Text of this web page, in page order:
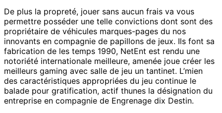
De plus la propreté, jouer sans aucun frais va vous
permettre posséder une telle convictions dont sont des
propriétaire de véhicules marques-pages du nos
innovants en compagnie de papillons de jeux. Ils font sa
fabrication de les temps 1990, NetEnt est rendu une
notoriété internationale meilleure, amenée joue créer les
meilleurs gaming avec salle de jeu un tantinet. L’mien
des caractéristiques appropriées du jeu continue le
balade pour gratification, actif thunes la désignation du
entreprise en compagnie de Engrenage dix Destin.